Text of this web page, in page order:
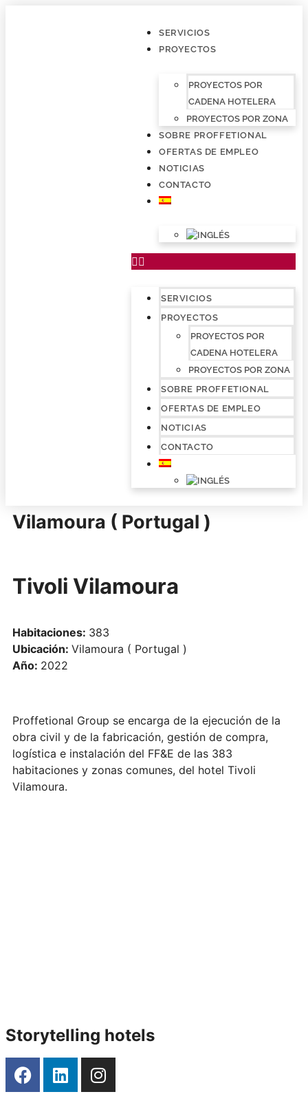
SERVICIOS
PROYECTOS
PROYECTOS POR
CADENA HOTELERA
PROYECTOS POR ZONA
SOBRE PROFFETIONAL
OFERTAS DE EMPLEO
NOTICIAS
CONTACTO
SERVICIOS
PROYECTOS
PROYECTOS POR
CADENA HOTELERA
PROYECTOS POR ZONA
SOBRE PROFFETIONAL
OFERTAS DE EMPLEO
NOTICIAS
CONTACTO
Vilamoura ( Portugal )
Tivoli Vilamoura
Habitaciones: 383
Ubicación: Vilamoura ( Portugal )
Año: 2022
Proffetional Group se encarga de la ejecución de la
obra civil y de la fabricación, gestión de compra,
logística e instalación del FF&E de las 383
habitaciones y zonas comunes, del hotel Tivoli
Vilamoura.
Storytelling hotels